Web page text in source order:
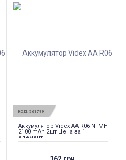
КОД: 561799
Аккумулятор Videx AA R06 Ni-MH
2100 mAh 2шт Цена за 1
елемент